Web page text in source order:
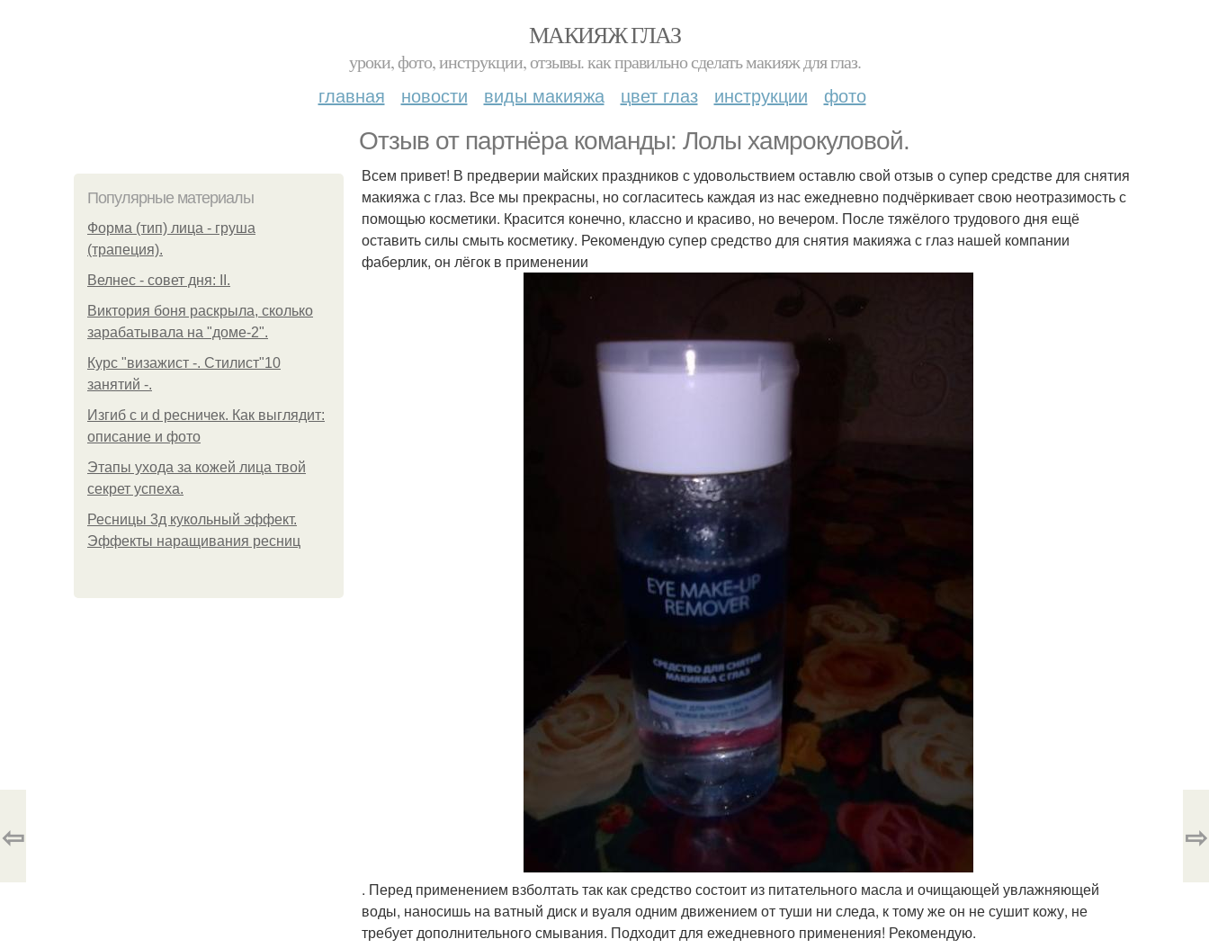
МАКИЯЖ ГЛАЗ
уроки, фото, инструкции, отзывы. как правильно сделать макияж для глаз.
главная новости виды макияжа цвет глаз инструкции фото
Отзыв от партнёра команды: Лолы хамрокуловой.
Популярные материалы
Форма (тип) лица - груша
(трапеция).
Велнес - совет дня: II.
Виктория боня раскрыла, сколько
зарабатывала на "доме-2".
Курс "визажист -. Стилист"10
занятий -.
Изгиб c и d ресничек. Как выглядит:
описание и фото
Этапы ухода за кожей лица твой
секрет успеха.
Ресницы 3д кукольный эффект.
Эффекты наращивания ресниц
Всем привет! В предверии майских праздников с удовольствием оставлю свой отзыв о супер средстве для снятия
макияжа с глаз. Все мы прекрасны, но согласитесь каждая из нас ежедневно подчёркивает свою неотразимость с
помощью косметики. Красится конечно, классно и красиво, но вечером. После тяжёлого трудового дня ещё
оставить силы смыть косметику. Рекомендую супер средство для снятия макияжа с глаз нашей компании
фаберлик, он лёгок в применении
. Перед применением взболтать так как средство состоит из питательного масла и очищающей увлажняющей
воды, наносишь на ватный диск и вуаля одним движением от туши ни следа, к тому же он не сушит кожу, не
требует дополнительного смывания. Подходит для ежедневного применения! Рекомендую.
⇦ ⇨